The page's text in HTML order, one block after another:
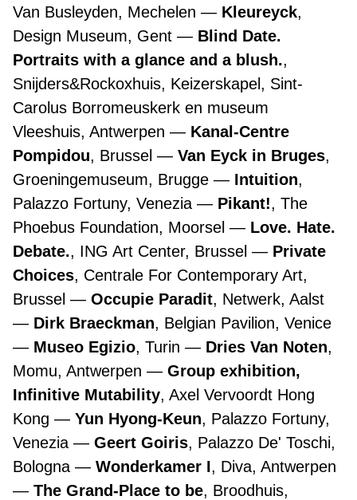
Van Busleyden, Mechelen
Kleureyck,
Design Museum, Gent
Blind Date.
Portraits with a glance and a blush.,
Snijders&Rockoxhuis, Keizerskapel, Sint-
Carolus Borromeuskerk en museum
Vleeshuis, Antwerpen
Kanal-Centre
Pompidou, Brussel Van Eyck in Bruges,
Groeningemuseum, Brugge
Intuition,
Palazzo Fortuny, Venezia
Pikant!, The
Phoebus Foundation, Moorsel
Love. Hate.
Debate., ING Art Center, Brussel
Private
Choices, Centrale For Contemporary Art,
Brussel
Occupie Paradit, Netwerk, Aalst
Dirk Braeckman, Belgian Pavilion, Venice
Museo Egizio, Turin Dries Van Noten,
Momu, Antwerpen
Group exhibition,
Infinitive Mutability, Axel Vervoordt Hong
Kong
Yun Hyong-Keun, Palazzo Fortuny,
Venezia
Geert Goiris, Palazzo De' Toschi,
Bologna
Wonderkamer I, Diva, Antwerpen
The Grand-Place to be, Broodhuis,